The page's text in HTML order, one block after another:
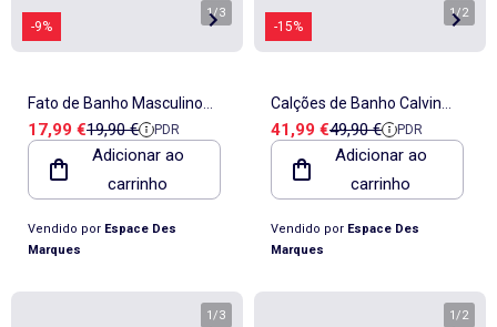
-9%
1/3
Fato de Banho Masculino
Sun Project Estampado
Floral Preto/Azul
Preço de venda
17,99 €Preço de referência
19,90 € PDR
Adicionar ao
carrinho
Vendido por Espace Des
Marques
-15%
1/2
Calções de Banho Calvin
Klein Jeans Cinzentos com
Cordão para Homem
Preço de venda
41,99 €Preço de referência
49,90 € PDR
Adicionar ao
carrinho
Vendido por Espace Des
Marques
1 /3 1 /2